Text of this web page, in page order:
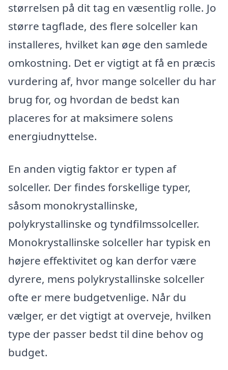
størrelsen på dit tag en væsentlig rolle. Jo
større tagflade, des flere solceller kan
installeres, hvilket kan øge den samlede
omkostning. Det er vigtigt at få en præcis
vurdering af, hvor mange solceller du har
brug for, og hvordan de bedst kan
placeres for at maksimere solens
energiudnyttelse.
En anden vigtig faktor er typen af
solceller. Der findes forskellige typer,
såsom monokrystallinske,
polykrystallinske og tyndfilmssolceller.
Monokrystallinske solceller har typisk en
højere effektivitet og kan derfor være
dyrere, mens polykrystallinske solceller
ofte er mere budgetvenlige. Når du
vælger, er det vigtigt at overveje, hvilken
type der passer bedst til dine behov og
budget.